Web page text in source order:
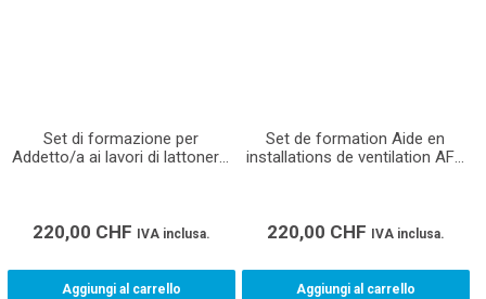
Set di formazione per
Addetto/a ai lavori di lattoneria
220,00 CHF IVA inclusa.
Aggiungi al carrello
Set de formation Aide en
installations de ventilation AFP
220,00 CHF IVA inclusa.
Aggiungi al carrello